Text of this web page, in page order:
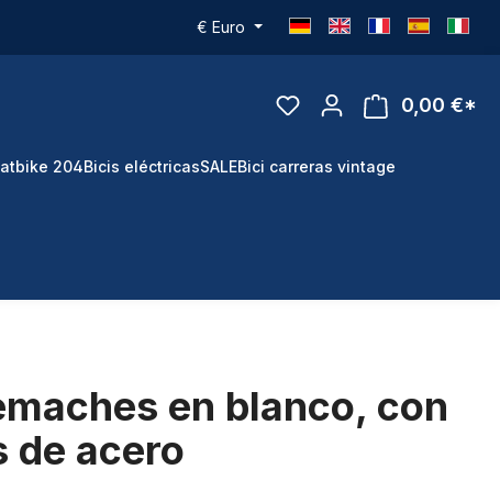
€ Euro
0,00 €*
204Bicis eléctricasSALEBici carreras vintage
en blanco, con
de acero